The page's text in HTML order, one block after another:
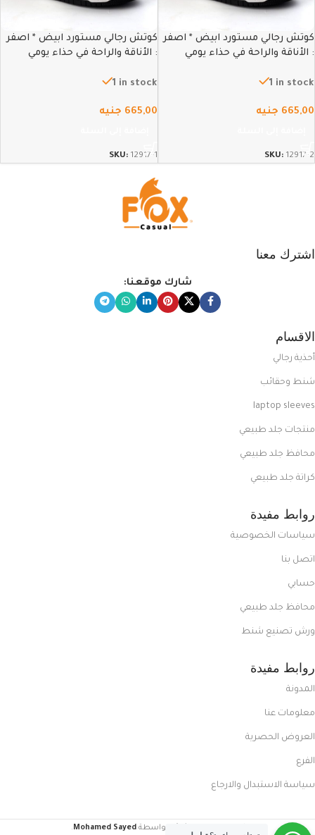
كوتش رجالي مستورد ابيض * اصفر
: الأناقة والراحة في حذاء يومي
1 in stock
665,00 جنيه
SKU: 12917-2
كوتش رجالي مستورد ابيض * اصفر
: الأناقة والراحة في حذاء يومي
1 in stock
665,00 جنيه
SKU: 12917-1
اشترك معنا
شارك موقعنا:
الاقسام
أحذية رجالي
شنط وحقائب
laptop sleeves
منتجات جلد طبيعي
محافظ جلد طبيعي
كراتة جلد طبيعي
روابط مفيدة
سياسات الخصوصية
اتصل بنا
حسابي
محافظ جلد طبيعي
ورش تصنيع شنط
روابط مفيدة
المدونة
معلومات عنا
العروض الحصرية
الفرع
سياسة الاستبدال والارجاع
تم إنشاؤه بواسطةMohamed Sayed
.